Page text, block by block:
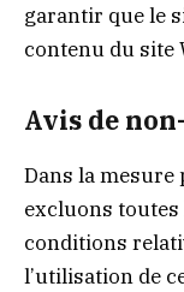
garantir que le
contenu du site
Avis de
Dans la mesure
excluons
conditions
l’utilisation de